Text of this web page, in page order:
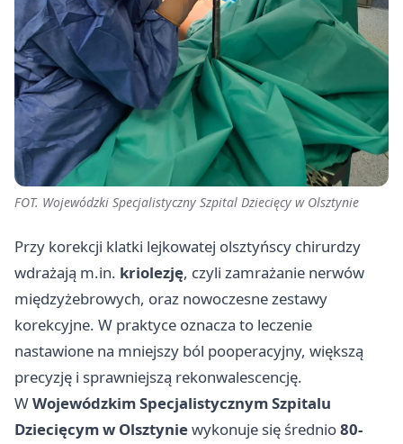
FOT. Wojewódzki Specjalistyczny Szpital Dziecięcy w Olsztynie
Przy korekcji klatki lejkowatej olsztyńscy chirurdzy
wdrażają m.in. kriolezję, czyli zamrażanie nerwów
międzyżebrowych, oraz nowoczesne zestawy
korekcyjne. W praktyce oznacza to leczenie
nastawione na mniejszy ból pooperacyjny, większą
precyzję i sprawniejszą rekonwalescencję.
WWojewódzkim Specjalistycznym Szpitalu
Dziecięcym w Olsztyniewykonuje się średnio80-